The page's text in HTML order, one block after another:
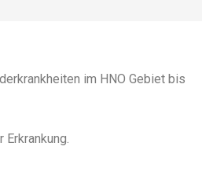
im HNO Gebiet bis